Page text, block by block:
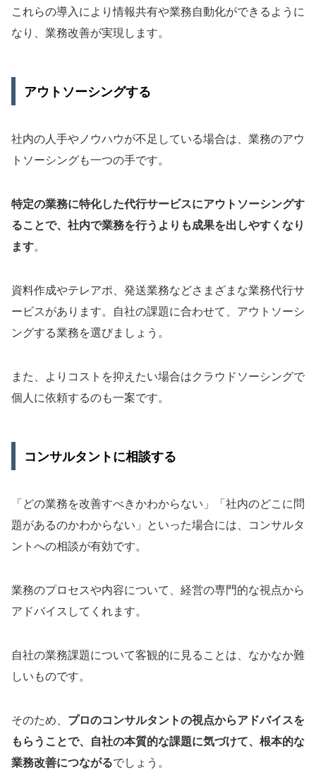
これらの導入により情報共有や業務自動化ができるように
なり、業務改善が実現します。
アウトソーシングする
社内の人手やノウハウが不足している場合は、業務のアウ
トソーシングも一つの手です。
特定の業務に特化した代行サービスにアウトソーシングす
ることで、社内で業務を行うよりも成果を出しやすくなり
ます。
資料作成やテレアポ、発送業務などさまざまな業務代行サ
ービスがあります。自社の課題に合わせて、アウトソーシ
ングする業務を選びましょう。
また、よりコストを抑えたい場合はクラウドソーシングで
個人に依頼するのも一案です。
コンサルタントに相談する
「どの業務を改善すべきかわからない」「社内のどこに問
題があるのかわからない」といった場合には、コンサルタ
ントへの相談が有効です。
業務のプロセスや内容について、経営の専門的な視点から
アドバイスしてくれます。
自社の業務課題について客観的に見ることは、なかなか難
しいものです。
そのため、 プロのコンサルタントの視点からアドバイスを
もらうことで、自社の本質的な課題に気づけて、根本的な
業務改善につながるでしょう。